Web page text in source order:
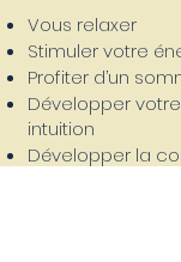
Vous relaxer
Stimuler votre
Profiter d’un
Développer
intuition
Développer la